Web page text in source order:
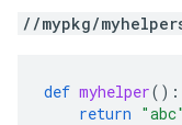
//mypkg/
def myhelper():
return "abc"